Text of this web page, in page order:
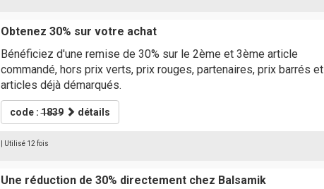
Obtenez 30% sur votre achat
Bénéficiez d'une remise de 30% sur le 2ème et 3ème article
commandé, hors prix verts, prix rouges, partenaires, prix barrés et
articles déjà démarqués.
code :1839 détails
| Utilisé 12 fois
Une réduction de 30% directement chez Balsamik